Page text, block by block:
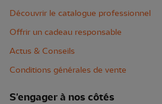
Découvrir le catalogue professionnel
Offrir un cadeau responsable
Actus & Conseils
Conditions générales de vente
S'engager à nos côtés